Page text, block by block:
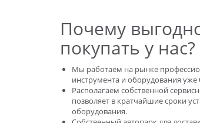
Почему
покупать у нас?
Мы работаем на рынке
инструмента и оборудования уже
Располагаем собственной
позволяет в кратчайшие сроки
оборудования.